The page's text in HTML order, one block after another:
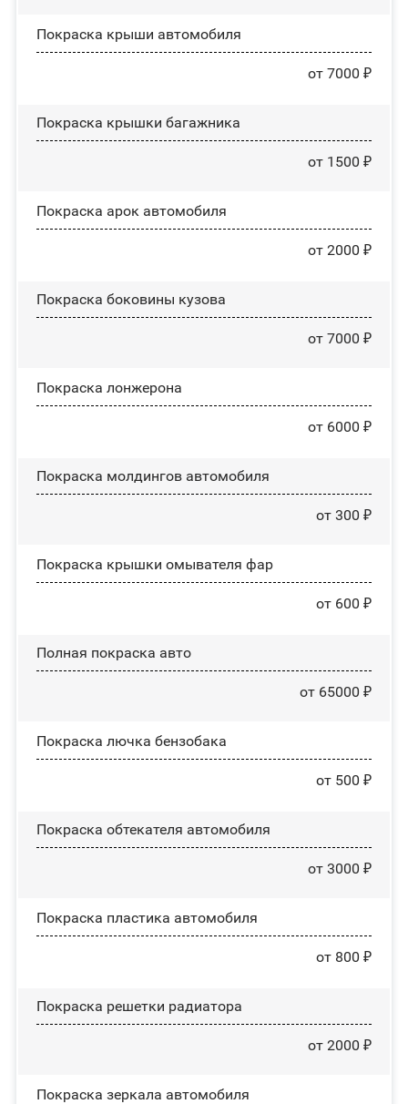
Покраска крыши автомобиля
от 7000 ₽
Покраска крышки багажника
от 1500 ₽
Покраска арок автомобиля
от 2000 ₽
Покраска боковины кузова
от 7000 ₽
Покраска лонжерона
от 6000 ₽
Покраска молдингов автомобиля
от 300 ₽
Покраска крышки омывателя фар
от 600 ₽
Полная покраска авто
от 65000 ₽
Покраска лючка бензобака
от 500 ₽
Покраска обтекателя автомобиля
от 3000 ₽
Покраска пластика автомобиля
от 800 ₽
Покраска решетки радиатора
от 2000 ₽
Покраска зеркала автомобиля